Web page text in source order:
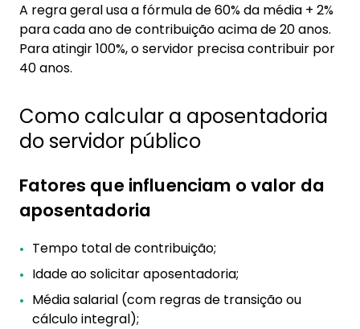
A regra geral usa a fórmula de 60% da média + 2%
para cada ano de contribuição acima de 20 anos.
Para atingir 100%, o servidor precisa contribuir por
40 anos.
Como calcular a aposentadoria
do servidor público
Fatores que influenciam o valor da
aposentadoria
Tempo total de contribuição;
Idade ao solicitar aposentadoria;
Média salarial (com regras de transição ou
cálculo integral);